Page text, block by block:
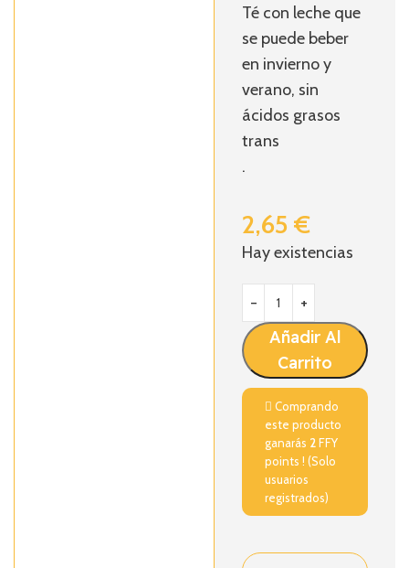
Té con leche que
se puede beber
en invierno y
verano, sin
ácidos grasos
trans
.
2,65€
Hay existencias
Añadir Al
Carrito
Comprando
este producto
ganarás 2FFY
points ! (Solo
usuarios
registrados)